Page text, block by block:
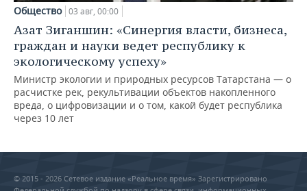
Общество 03 авг, 00:00
Азат Зиганшин: «Синергия власти, бизнеса,
граждан и науки ведет республику к
экологическому успеху»
Министр экологии и природных ресурсов Татарстана — о
расчистке рек, рекультивации объектов накопленного
вреда, о цифровизации и о том, какой будет республика
через 10 лет
© 2015 - 2026 Сетевое издание «Реальное время» Зарегистрировано